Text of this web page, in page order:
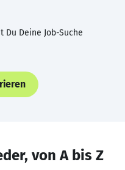
Deine Job-Suche
von A bis Z